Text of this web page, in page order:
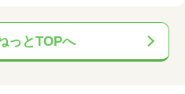
っとTOPへ